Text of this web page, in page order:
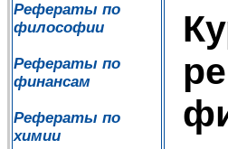
Рефераты по
философии
Рефераты по
финансам
Рефераты по
химии